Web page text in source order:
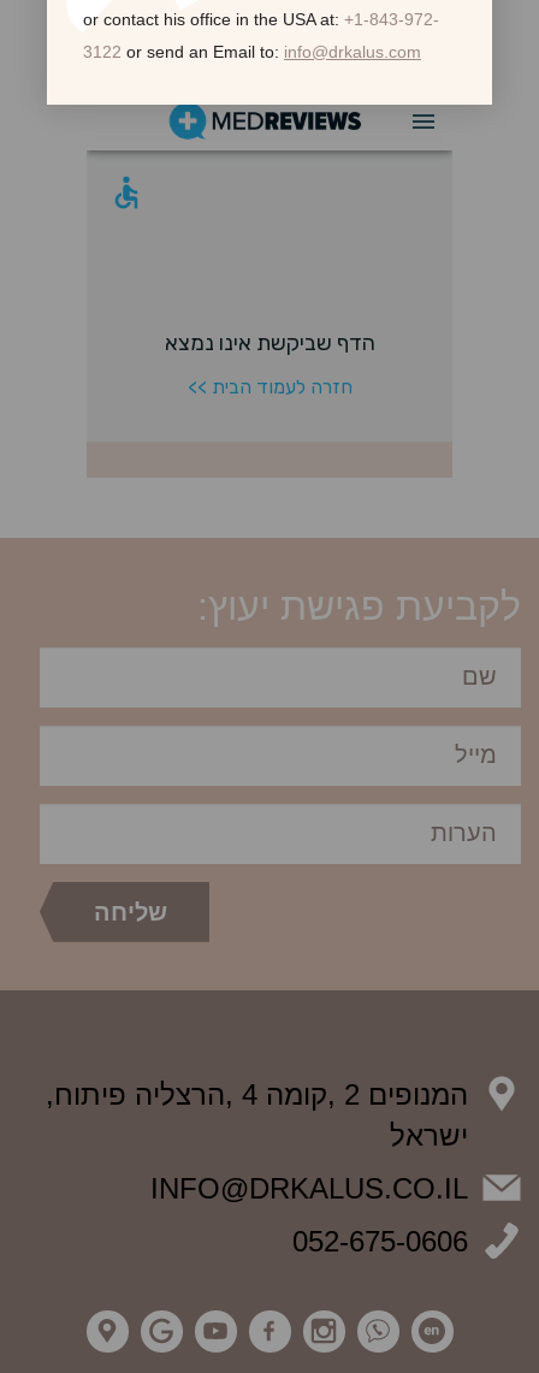
לקוחות ממליצות:
לקביעת פגישת יעוץ:
המנופים 2 ,קומה 4 ,הרצליה פיתוח,
ישראל
INFO@DRKALUS.CO.IL
052-675-0606
or contact his office in the USA at: +1-843-972-
3122 or send an Email to: info@drkalus.com